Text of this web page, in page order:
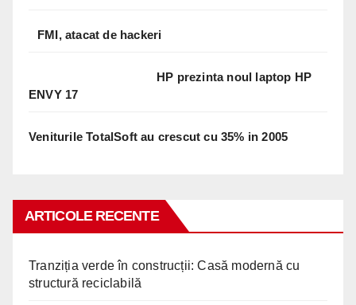
FMI, atacat de hackeri
HP prezinta noul laptop HP
ENVY 17
Veniturile TotalSoft au crescut cu 35% in 2005
ARTICOLE RECENTE
Tranziția verde în construcții: Casă modernă cu
structură reciclabilă